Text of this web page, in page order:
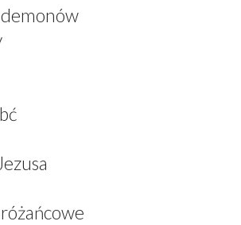
demonów